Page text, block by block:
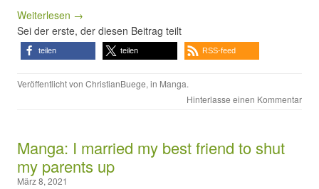
Weiterlesen →
Sei der erste, der diesen Beitrag teilt
teilen teilen RSS-feed
Veröffentlicht von ChristianBuege, in Manga.
Hinterlasse einen Kommentar
Manga: I married my best friend to shut
my parents up
März 8, 2021